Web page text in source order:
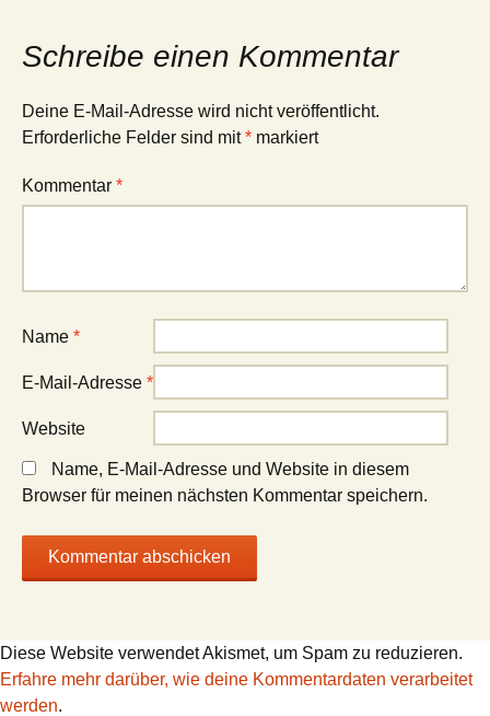
Schreibe einen Kommentar
Deine E-Mail-Adresse wird nicht veröffentlicht.
Erforderliche Felder sind mit* markiert
Kommentar *
Name *
E-Mail-Adresse *
Website
Name, E-Mail-Adresse und Website in diesem
Browser für meinen nächsten Kommentar speichern.
Diese Website verwendet Akismet, um Spam zu reduzieren.
Erfahre mehr darüber, wie deine Kommentardaten verarbeitet
werden.